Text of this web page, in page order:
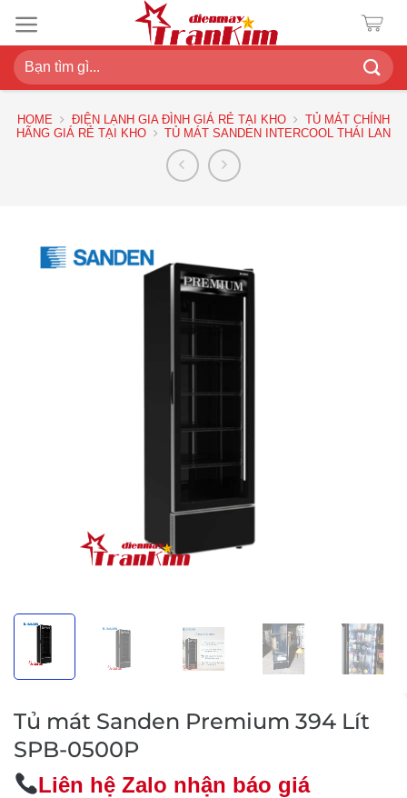
đến
nội
dung
Search
for:
HOME ĐIỆN LẠNH GIA ĐÌNH GIÁ RẺ TẠI KHO
TỦ MÁT CHÍNH
HÃNG GIÁ RẺ TẠI KHO
TỦ MÁT SANDEN INTERCOOL THÁI LAN
Tủ mát Sanden Premium 394 Lít
SPB-0500P
Liên hệ Zalo nhận báo giá